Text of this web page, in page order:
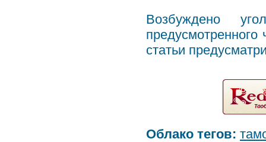
Возбуждено
статьи
Облако тегов: